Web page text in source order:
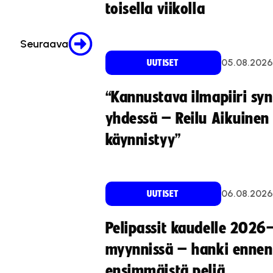
Seuraava
toisella viikolla
UUTISET 05.08.2026
“Kannustava ilmapiiri
yhdessä – Reilu
käynnistyy”
UUTISET 06.08.2026
Pelipassit kaudelle
myynnissä – hanki ennen